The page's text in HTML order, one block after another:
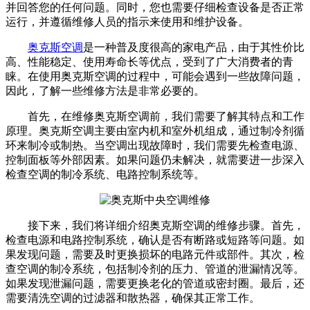
并回答您的任何问题。同时，您也需要仔细检查设备是否正常
运行，并遵循维修人员的指示来使用和维护设备。
奥克斯空调是一种普及度很高的家电产品，由于其性价比
高、性能稳定、使用寿命长等优点，受到了广大消费者的青
睐。在使用奥克斯空调的过程中，可能会遇到一些故障问题，
因此，了解一些维修方法是非常必要的。
首先，在维修奥克斯空调前，我们需要了解其特点和工作
原理。奥克斯空调主要由室内机和室外机组成，通过制冷剂循
环来制冷或制热。当空调出现故障时，我们需要先检查电源、
控制面板等外部因素。如果问题仍未解决，就需要进一步深入
检查空调的制冷系统、电路控制系统等。
接下来，我们将详细介绍奥克斯空调的维修步骤。首先，
检查电源和电路控制系统，确认是否有断路或短路等问题。如
果发现问题，需要及时更换损坏的电路元件或部件。其次，检
查空调的制冷系统，包括制冷剂的压力、管道的泄漏情况等。
如果发现泄漏问题，需要更换老化的管道或密封圈。最后，还
需要清洗空调的过滤器和散热器，确保其正常工作。